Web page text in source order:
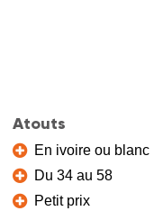
Atouts
En ivoire ou blanc
Du 34 au 58
Petit prix